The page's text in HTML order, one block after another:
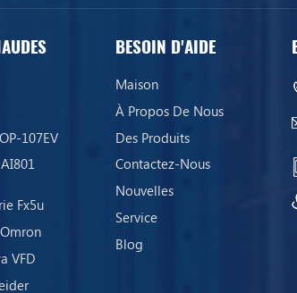
la continuité de votre activité.
107EV
Fx5u
VFD
BESOIN D'AIDE
Maison
À Propos De Nous
Des Produits
Contactez-Nous
Nouvelles
Service
Blog